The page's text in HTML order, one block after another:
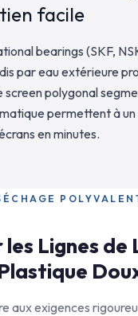
facile
bearings (SKF,
par eau extérieure
screen polygonal
permettent à
en minutes.
Lignes de
aux exigences